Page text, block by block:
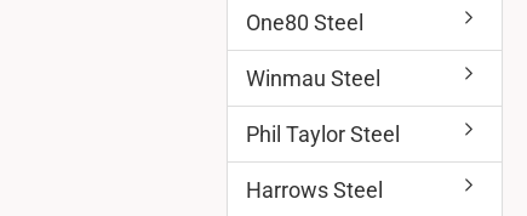
One80 Steel
Winmau Steel
Phil Taylor Steel
Harrows Steel